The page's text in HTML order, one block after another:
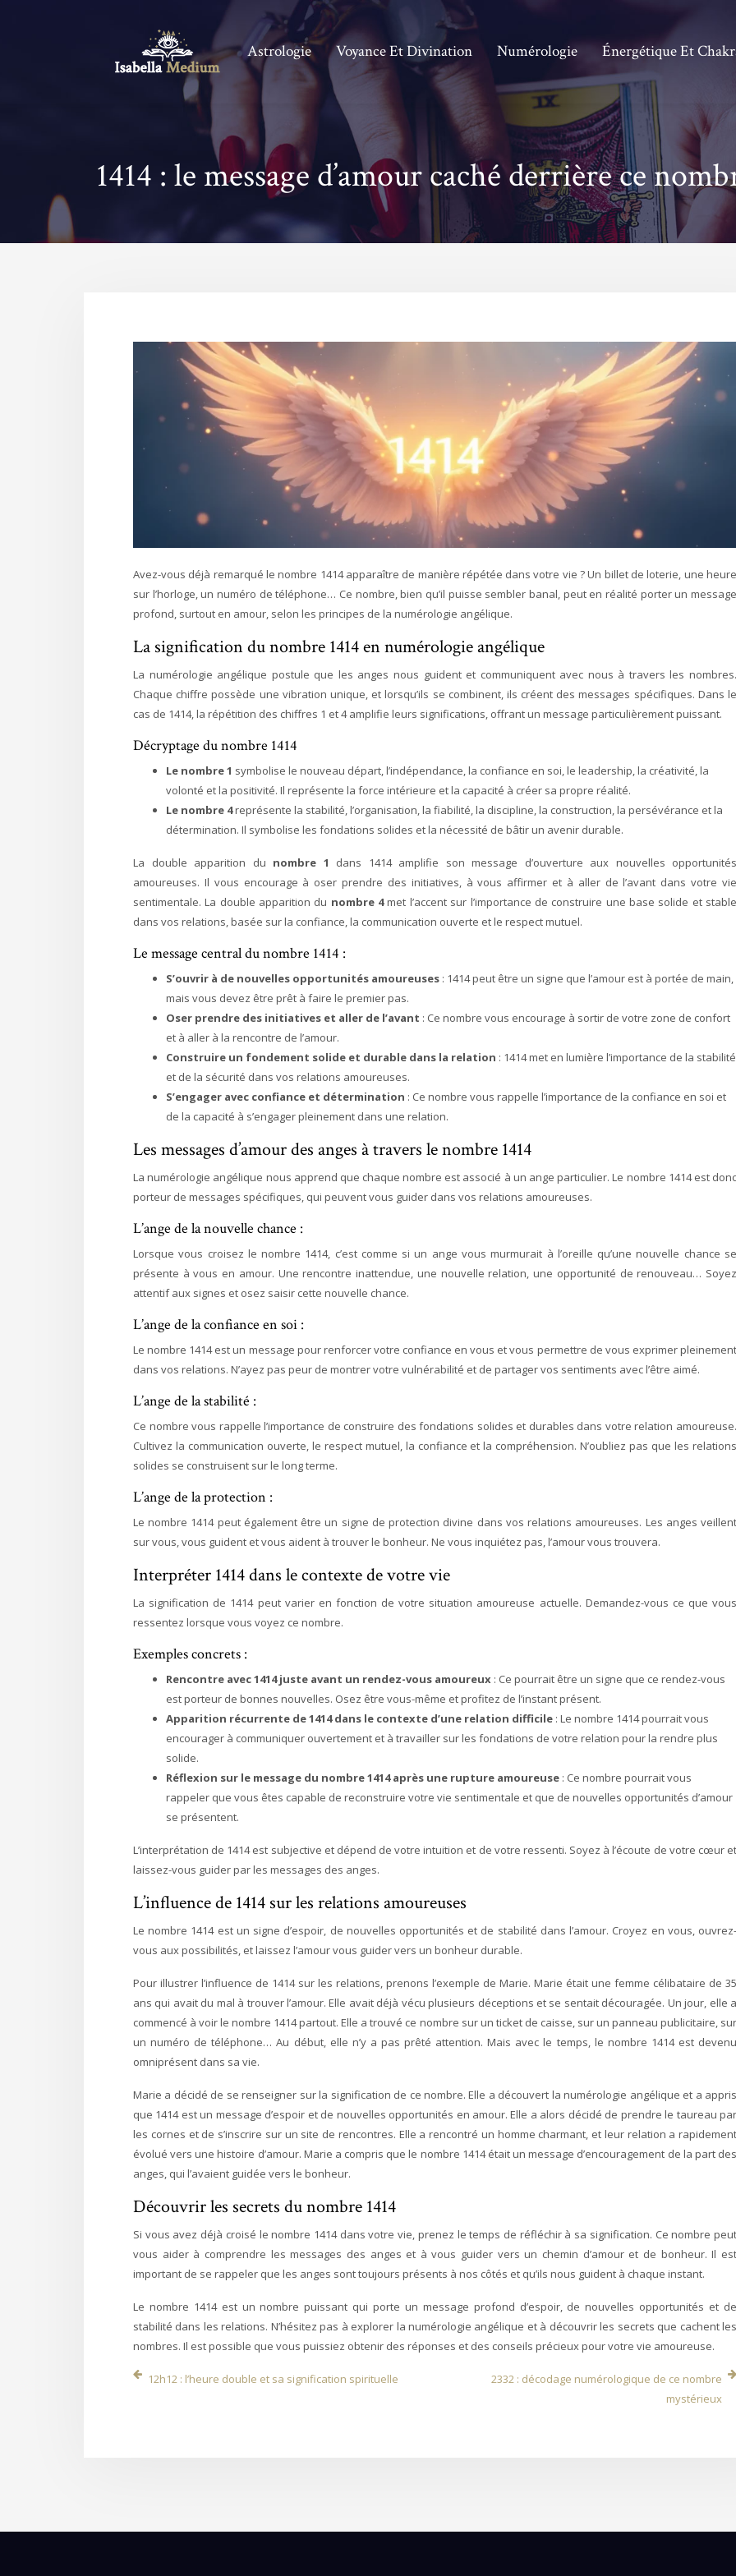
Astrologie Voyance Et Divination Numérologie Énergétique Et
1414 : le message d’amour caché derrière ce
Avez-vous déjà remarqué le nombre 1414 apparaître de manière répétée dans votre vie ? Un billet de loterie, une heure
sur l’horloge, un numéro de téléphone… Ce nombre, bien qu’il puisse sembler banal, peut en réalité porter un message
profond, surtout en amour, selon les principes de la numérologie angélique.
La signification du nombre 1414 en numérologie angélique
La numérologie angélique postule que les anges nous guident et communiquent avec nous à travers les nombres.
Chaque chiffre possède une vibration unique, et lorsqu’ils se combinent, ils créent des messages spécifiques. Dans le
cas de 1414, la répétition des chiffres 1 et 4 amplifie leurs significations, offrant un message particulièrement puissant.
Décryptage du nombre 1414
Le nombre 1 symbolise le nouveau départ, l’indépendance, la confiance en soi, le leadership, la créativité, la
volonté et la positivité. Il représente la force intérieure et la capacité à créer sa propre réalité.
Le nombre 4représente la stabilité, l’organisation, la fiabilité, la discipline, la construction, la persévérance et la
détermination. Il symbolise les fondations solides et la nécessité de bâtir un avenir durable.
La double apparition du nombre 1 dans 1414 amplifie son message d’ouverture aux nouvelles opportunités
amoureuses. Il vous encourage à oser prendre des initiatives, à vous affirmer et à aller de l’avant dans votre vie
sentimentale. La double apparition du nombre 4met l’accent sur l’importance de construire une base solide et
dans vos relations, basée sur la confiance, la communication ouverte et le respect mutuel.
Le message central du nombre 1414 :
S’ouvrir à de nouvelles opportunités amoureuses : 1414 peut être un signe que l’amour est à portée de main,
mais vous devez être prêt à faire le premier pas.
Oser prendre des initiatives et aller de l’avant : Ce nombre vous encourage à sortir de votre zone de confort
et à aller à la rencontre de l’amour.
Construire un fondement solide et durable dans la relation : 1414 met en lumière l’importance de la stabilité
et de la sécurité dans vos relations amoureuses.
S’engager avec confiance et détermination : Ce nombre vous rappelle l’importance de la confiance en soi et
de la capacité à s’engager pleinement dans une relation.
Les messages d’amour des anges à travers le nombre 1414
La numérologie angélique nous apprend que chaque nombre est associé à un ange particulier. Le nombre 1414 est donc
porteur de messages spécifiques, qui peuvent vous guider dans vos relations amoureuses.
L’ange de la nouvelle chance :
Lorsque vous croisez le nombre 1414, c’est comme si un ange vous murmurait à l’oreille qu’une nouvelle chance se
présente à vous en amour. Une rencontre inattendue, une nouvelle relation, une opportunité de renouveau… Soyez
attentif aux signes et osez saisir cette nouvelle chance.
L’ange de la confiance en soi :
Le nombre 1414 est un message pour renforcer votre confiance en vous et vous permettre de vous exprimer pleinement
dans vos relations. N’ayez pas peur de montrer votre vulnérabilité et de partager vos sentiments avec l’être aimé.
L’ange de la stabilité :
Ce nombre vous rappelle l’importance de construire des fondations solides et durables dans votre relation amoureuse.
Cultivez la communication ouverte, le respect mutuel, la confiance et la compréhension. N’oubliez pas que les relations
solides se construisent sur le long terme.
L’ange de la protection :
Le nombre 1414 peut également être un signe de protection divine dans vos relations amoureuses. Les anges veillent
sur vous, vous guident et vous aident à trouver le bonheur. Ne vous inquiétez pas, l’amour vous trouvera.
Interpréter 1414 dans le contexte de votre vie
La signification de 1414 peut varier en fonction de votre situation amoureuse actuelle. Demandez-vous ce que vous
ressentez lorsque vous voyez ce nombre.
Exemples concrets :
Rencontre avec 1414 juste avant un rendez-vous amoureux : Ce pourrait être un signe que ce rendez-vous
est porteur de bonnes nouvelles. Osez être vous-même et profitez de l’instant présent.
Apparition récurrente de 1414 dans le contexte d’une relation difficile : Le nombre 1414 pourrait vous
encourager à communiquer ouvertement et à travailler sur les fondations de votre relation pour la rendre plus
solide.
Réflexion sur le message du nombre 1414 après une rupture amoureuse : Ce nombre pourrait vous
rappeler que vous êtes capable de reconstruire votre vie sentimentale et que de nouvelles opportunités d’amour
se présentent.
L’interprétation de 1414 est subjective et dépend de votre intuition et de votre ressenti. Soyez à l’écoute de votre cœur et
laissez-vous guider par les messages des anges.
L’influence de 1414 sur les relations amoureuses
Le nombre 1414 est un signe d’espoir, de nouvelles opportunités et de stabilité dans l’amour. Croyez en vous, ouvrez-
vous aux possibilités, et laissez l’amour vous guider vers un bonheur durable.
Pour illustrer l’influence de 1414 sur les relations, prenons l’exemple de Marie. Marie était une femme célibataire de 35
ans qui avait du mal à trouver l’amour. Elle avait déjà vécu plusieurs déceptions et se sentait découragée. Un jour, elle a
commencé à voir le nombre 1414 partout. Elle a trouvé ce nombre sur un ticket de caisse, sur un panneau publicitaire, sur
un numéro de téléphone… Au début, elle n’y a pas prêté attention. Mais avec le temps, le nombre 1414 est devenu
omniprésent dans sa vie.
Marie a décidé de se renseigner sur la signification de ce nombre. Elle a découvert la numérologie angélique et a appris
que 1414 est un message d’espoir et de nouvelles opportunités en amour. Elle a alors décidé de prendre le taureau par
les cornes et de s’inscrire sur un site de rencontres. Elle a rencontré un homme charmant, et leur relation a rapidement
évolué vers une histoire d’amour. Marie a compris que le nombre 1414 était un message d’encouragement de la part des
anges, qui l’avaient guidée vers le bonheur.
Découvrir les secrets du nombre 1414
Si vous avez déjà croisé le nombre 1414 dans votre vie, prenez le temps de réfléchir à sa signification. Ce nombre peut
vous aider à comprendre les messages des anges et à vous guider vers un chemin d’amour et de bonheur. Il est
important de se rappeler que les anges sont toujours présents à nos côtés et qu’ils nous guident à chaque instant.
Le nombre 1414 est un nombre puissant qui porte un message profond d’espoir, de nouvelles opportunités et de
stabilité dans les relations. N’hésitez pas à explorer la numérologie angélique et à découvrir les secrets que cachent les
nombres. Il est possible que vous puissiez obtenir des réponses et des conseils précieux pour votre vie amoureuse.
12h12 : l’heure double et sa signification spirituelle
2332 : décodage numérologique de ce nombre
mystérieux